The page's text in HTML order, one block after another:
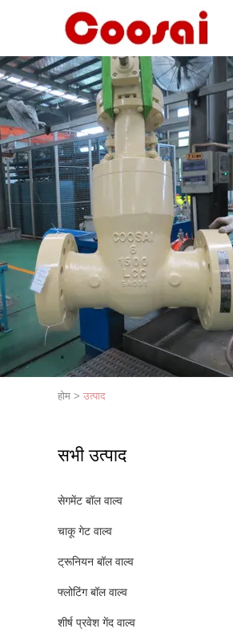
होम > उत्पाद
सभी उत्पाद
सेगमेंट बॉल वाल्व
चाकू गेट वाल्व
ट्रूनियन बॉल वाल्व
फ्लोटिंग बॉल वाल्व
शीर्ष प्रवेश गेंद वाल्व